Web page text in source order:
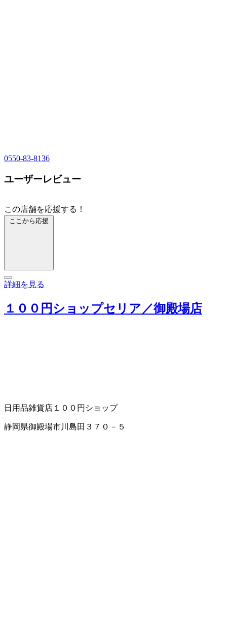
0550-83-8136
ユーザーレビュー
この店舗を応援する！
ここから応援
詳細を見る
１００円ショップセリア／御殿場店
日用品雑貨店 １００円ショップ
静岡県御殿場市川島田３７０－５